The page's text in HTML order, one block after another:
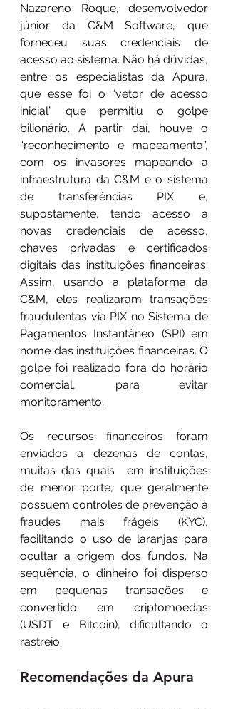
Nazareno Roque, desenvolvedor
júnior da C&M Software, que
forneceu suas credenciais de
acesso ao sistema. Não há dúvidas,
entre os especialistas da Apura,
que esse foi o “vetor de acesso
inicial” que permitiu o golpe
bilionário. A partir daí, houve o
“reconhecimento e mapeamento”,
com os invasores mapeando a
infraestrutura da C&M e o sistema
de transferências PIX e,
supostamente, tendo acesso a
novas credenciais de acesso,
chaves privadas e certificados
digitais das instituições financeiras.
Assim, usando a plataforma da
C&M, eles realizaram transações
fraudulentas via PIX no Sistema de
Pagamentos Instantâneo (SPI) em
nome das instituições financeiras. O
golpe foi realizado fora do horário
comercial, para evitar
monitoramento.
Os recursos financeiros foram
enviados a dezenas de contas,
muitas das quais  em instituições
de menor porte, que geralmente
possuem controles de prevenção à
fraudes mais frágeis (KYC),
facilitando o uso de laranjas para
ocultar a origem dos fundos. Na
sequência, o dinheiro foi disperso
em pequenas transações e
convertido em criptomoedas
(USDT e Bitcoin), dificultando o
rastreio.
Recomendações da Apura